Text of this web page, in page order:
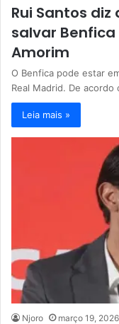
Rui Santos
salvar
Amorim
O Benfica pode estar
Real Madrid. De acordo
Leia mais »
Njoro março 19, 2026